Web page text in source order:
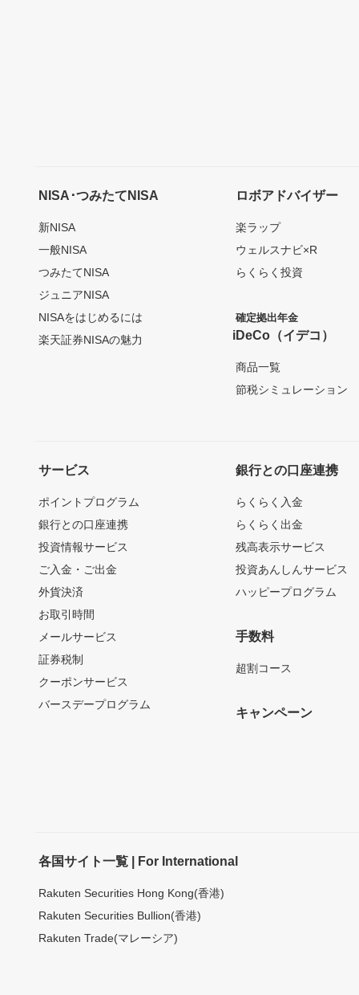
NISA･つみたてNISA
新NISA
一般NISA
つみたてNISA
ジュニアNISA
NISAをはじめるには
楽天証券NISAの魅力
ロボアドバイザー
楽ラップ
ウェルスナビ×R
らくらく投資
確定拠出年金
iDeCo（イデコ）
商品一覧
節税シミュレーション
サービス
ポイントプログラム
銀行との口座連携
投資情報サービス
ご入金・ご出金
外貨決済
お取引時間
メールサービス
証券税制
クーポンサービス
バースデープログラム
銀行との口座連携
らくらく入金
らくらく出金
残高表示サービス
投資あんしんサービス
ハッピープログラム
手数料
超割コース
キャンペーン
各国サイト一覧 | For International
Rakuten Securities Hong Kong(香港)
Rakuten Securities Bullion(香港)
Rakuten Trade(マレーシア)